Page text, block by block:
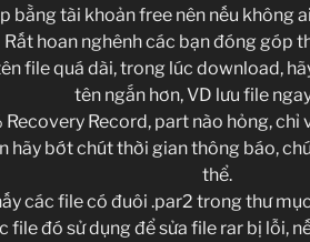
bằng tài khoản free nên nếu không
Rất hoan nghênh các bạn đóng góp
file quá dài, trong lúc download,
tên ngắn hơn, VD lưu file
Recovery Record, part nào hỏng, chỉ
hãy bớt chút thời gian thông báo,
thể.
các file có đuôi .par2 trong thư
file đó sử dụng để sửa file rar bị lỗi,